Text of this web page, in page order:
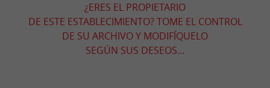
¿ERES EL PROPIETARIO
DE ESTE ESTABLECIMIENTO? TOME EL CONTROL
DE SU ARCHIVO Y MODIFÍQUELO
SEGÚN SUS DESEOS...